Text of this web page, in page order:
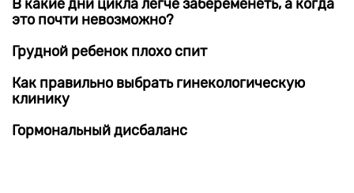
В какие дни цикла легче забеременеть, а когда
это почти невозможно?
Грудной ребенок плохо спит
Как правильно выбрать гинекологическую
клинику
Гормональный дисбаланс